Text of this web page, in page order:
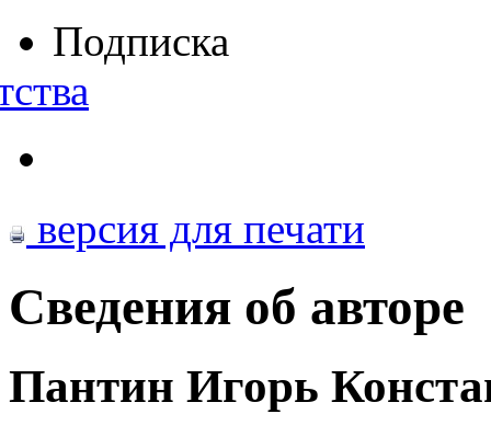
Подписка
версия для печати
Сведения об авторе
Пантин Игорь